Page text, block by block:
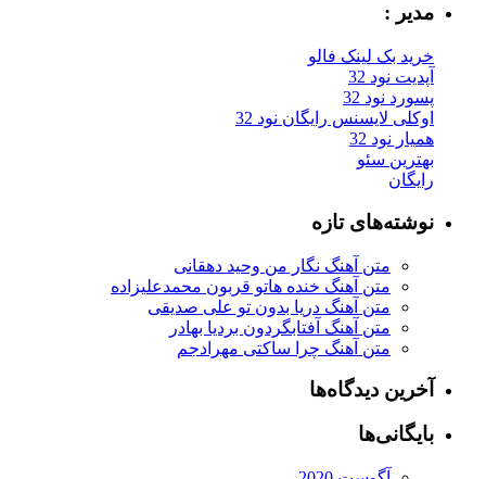
:
بک لینک فالو
نود 32
لایسنس رایگان نود 32
نود 32
سئو
تازه
متن آهنگ نگار من وحید دهقانی
متن آهنگ خنده هاتو قربون محمدعلیزاده
متن آهنگ دریا بدون تو علی صدیقی
متن آهنگ آفتابگردون بردیا بهادر
متن آهنگ چرا ساکتی مهرادجم
دیدگاه‌ها